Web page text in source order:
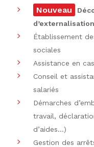
Nouveau
Établissement
sociales
Assistance en
Conseil et
salariés
Démarches
travail,
d’aides…)
Gestion des